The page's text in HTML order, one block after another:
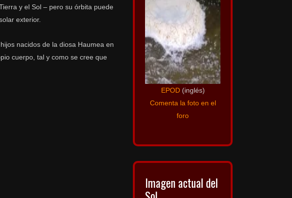
y el Sol – pero su órbita puede
exterior.
nacidos de la diosa Haumea en
cuerpo, tal y como se cree que
EPOD (inglés)
Comenta la foto en el
foro
Imagen actual del